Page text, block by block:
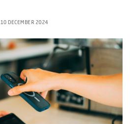
10 DECEMBER 2024